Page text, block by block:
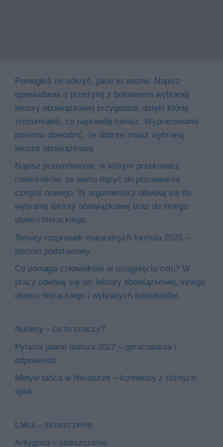
Pomogłeś mi odkryć, jakie to ważne. Napisz
opowiadanie o przeżytej z bohaterem wybranej
lektury obowiązkowej przygodzie, dzięki której
zrozumiałeś, co naprawdę cenisz. Wypracowanie
powinno dowodzić, że dobrze znasz wybraną
lekturę obowiązkową.
Napisz przemówienie, w którym przekonasz
rówieśników, że warto dążyć do poznawania
czegoś nowego. W argumentacji odwołaj się do
wybranej lektury obowiązkowej oraz do innego
utworu literackiego.
Tematy rozprawek maturalnych formuła 2023 –
poziom podstawowy
Co pomaga człowiekowi w osiągnięciu celu? W
pracy odwołaj się do: lektury obowiązkowej, innego
utworu literackiego i wybranych kontekstów.
Nudesy – co to znaczy?
Pytania jawne matura 2027 – opracowania i
odpowiedzi
Motyw tańca w literaturze – konteksty z różnych
epok
Lalka – streszczenie
Antygona – streszczenie